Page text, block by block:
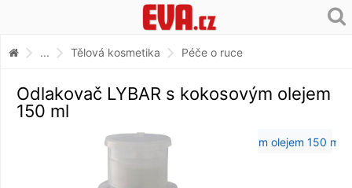
... Tělová kosmetika Péče o ruce
Odlakovač LYBAR s kokosovým olejem
150 ml